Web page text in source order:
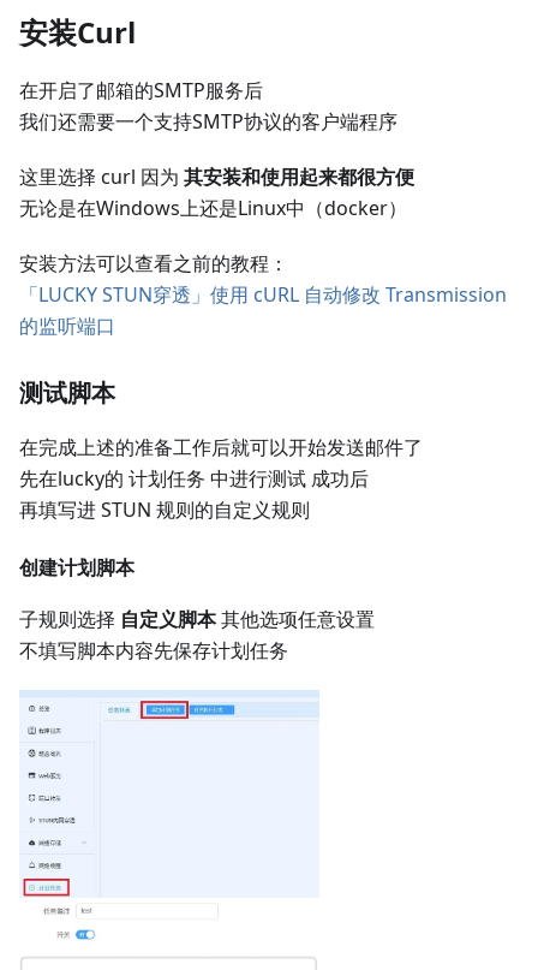
安装Curl
在开启了邮箱的SMTP服务后
我们还需要一个支持SMTP协议的客户端程序
这里选择 curl 因为 其安装和使用起来都很方便
无论是在Windows上还是Linux中（docker）
安装方法可以查看之前的教程：
「LUCKY STUN穿透」使用 cURL 自动修改 Transmission
的监听端口
测试脚本
在完成上述的准备工作后就可以开始发送邮件了
先在lucky的 计划任务 中进行测试 成功后
再填写进 STUN 规则的自定义规则
创建计划脚本
子规则选择 自定义脚本其他选项任意设置
不填写脚本内容先保存计划任务